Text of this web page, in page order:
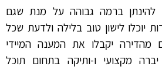
להינתן ברמה גבוהה על מנת שגם
יוכלו לישון טוב בלילה ולדעת שכל
מהדירה יקבלו את המענה המיידי
מקצועי ו-ותיקה בתחום תוכל